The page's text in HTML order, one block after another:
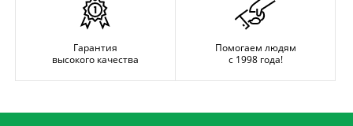
Гарантия
высокого качества
Помогаем людям
с 1998 года!